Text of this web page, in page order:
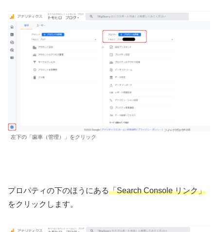
左下の「歯車（管理）」をクリック
プロパティの下のほうにある「Search Console リンク」
をクリックします。